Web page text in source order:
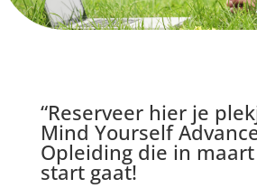
“Reserveer hier je
Mind Yourself
Opleiding die in
start gaat!